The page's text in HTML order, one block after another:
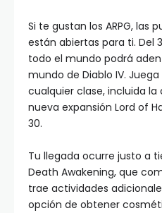
Si te gustan los ARPG, las
están abiertas para ti. Del
todo el mundo podrá
mundo de Diablo IV.
cualquier clase, incluida la
nueva expansión Lord of
30.
Tu llegada ocurre justo a
Death Awakening, que
trae actividades
opción de obtener